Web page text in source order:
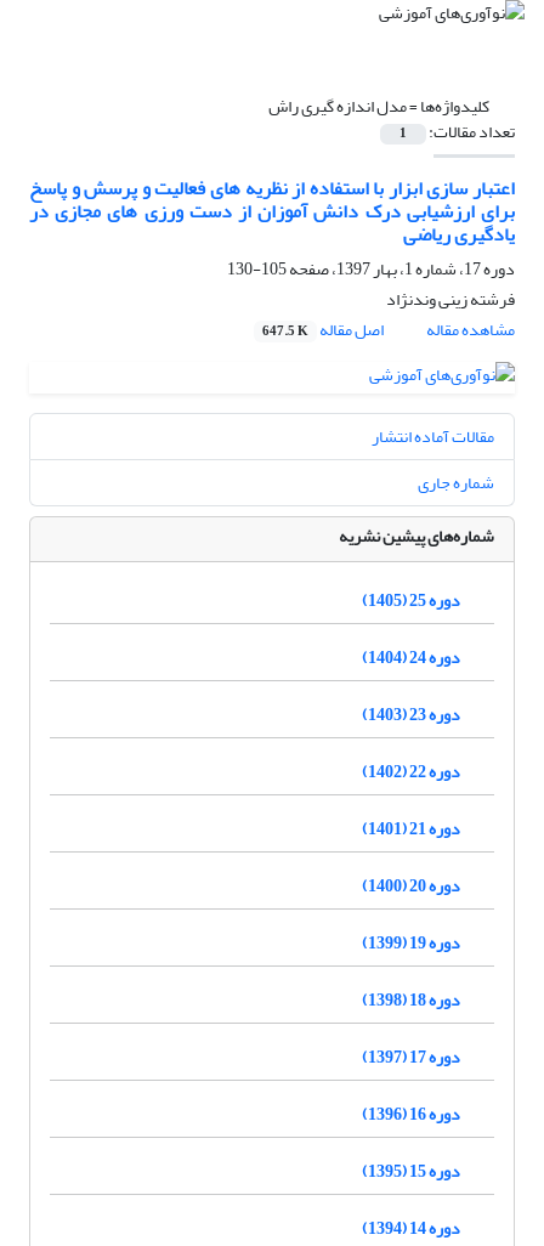
کلیدواژه‌ها =مدل اندازه گیری راش
تعداد مقالات: 1
اعتبار سازی ابزار با استفاده از نظریه های فعالیت و پرسش و پاسخ
برای ارزشیابی درک دانش آموزان از دست ورزی های مجازی در
یادگیری ریاضی
دوره 17، شماره 1، بهار 1397، صفحه
105-130
فرشته زینی وندنژاد
مشاهده مقاله
اصل مقاله 647.5 K
مقالات آماده انتشار
شماره جاری
شماره‌های پیشین نشریه
دوره 25 (1405)
دوره 24 (1404)
دوره 23 (1403)
دوره 22 (1402)
دوره 21 (1401)
دوره 20 (1400)
دوره 19 (1399)
دوره 18 (1398)
دوره 17 (1397)
دوره 16 (1396)
دوره 15 (1395)
دوره 14 (1394)